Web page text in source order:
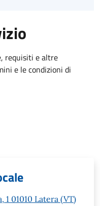
requisiti e altre
e le condizioni di
1 01010 Latera (VT)